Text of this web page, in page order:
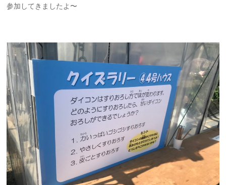
参加してきましたよ〜